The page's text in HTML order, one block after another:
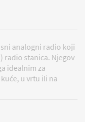
analogni radio koji
radio stanica. Njegov
idealnim za
u vrtu ili na